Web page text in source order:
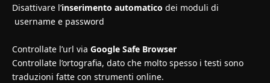
Disattivare l’inserimento automatico dei moduli di
username e password
Controllate l’url via Google Safe Browser
Controllate l’ortografia, dato che molto spesso i testi sono
traduzioni fatte con strumenti online.